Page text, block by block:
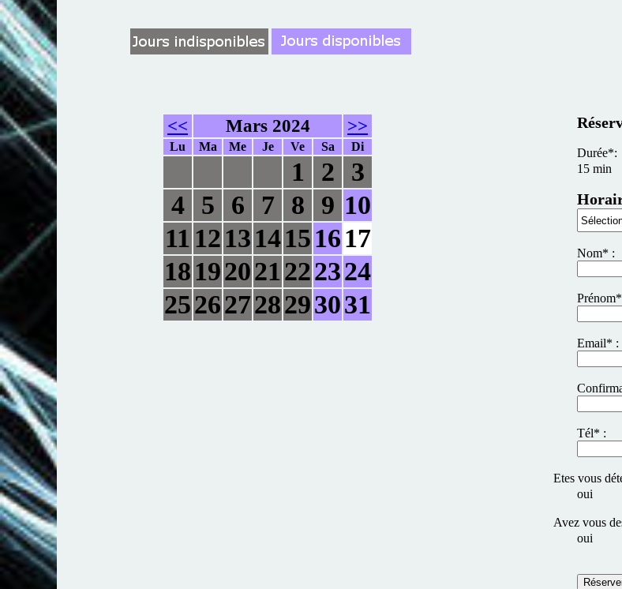
<< Mars 2024 >>
Lu Ma Me Je Ve Sa Di
1 2
3
4
5 6 7 8 9 10
11 121314151617
18192021222324
25262728293031
Durée*:
15 min
Nom* :
Email* :
Tél* :
Etes vous
oui
Avez vous
oui